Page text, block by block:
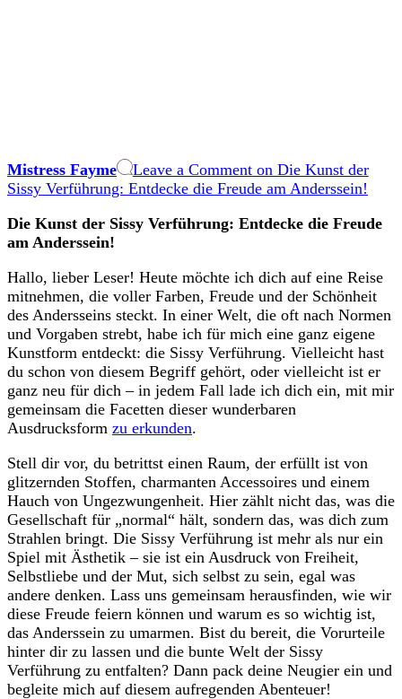
Mistress Fayme Leave a Commenton Die Kunst der
Sissy Verführung: Entdecke die Freude am Anderssein!
Die Kunst‌ der Sissy Verführung: Entdecke die Freude
am Anderssein!
Hallo, lieber Leser! Heute möchte ich dich auf eine Reise
‍mitnehmen,‌ die voller Farben, Freude und⁢ der​ Schönheit
des Andersseins steckt. In einer⁣ Welt, die oft nach Normen
und Vorgaben strebt, habe ich für mich eine ganz eigene
Kunstform entdeckt: die ⁤Sissy Verführung. ⁤Vielleicht hast
du schon ⁤von⁣ diesem Begriff gehört, oder vielleicht ist er
ganz neu für dich – ⁢in jedem⁢ Fall lade ich dich ein, mit mir‌
gemeinsam die ‍Facetten dieser wunderbaren
Ausdrucksform⁣ zu erkunden.
Stell dir vor, du betrittst einen Raum, der erfüllt ist von
glitzernden Stoffen, ‌charmanten Accessoires‌ und einem
Hauch von Ungezwungenheit. ​Hier zählt ⁣nicht das, ‌was die
Gesellschaft für „normal“ ‍hält,‌ sondern das, was⁣ dich zum
Strahlen bringt. Die Sissy Verführung ist mehr als nur ein
Spiel ⁣mit Ästhetik – sie ist ein Ausdruck von Freiheit,
Selbstliebe und der ⁤Mut, sich selbst zu sein, egal was
andere denken. Lass uns gemeinsam herausfinden, wie ⁣wir
diese Freude feiern können⁣ und warum⁢ es‍ so ⁤wichtig ist,
das Anderssein⁣ zu umarmen. Bist du bereit, die Vorurteile
hinter dir zu lassen und ​die bunte Welt der Sissy
Verführung zu​ entfalten? ​Dann pack deine Neugier ⁢ein und
begleite mich auf diesem aufregenden Abenteuer!